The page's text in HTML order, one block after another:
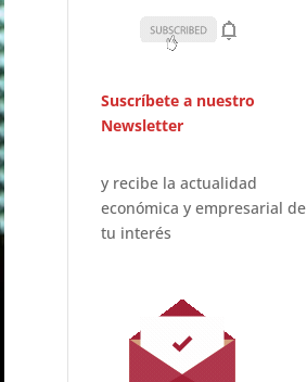
Suscríbete a nuestro
Newsletter
y recibe la actualidad
económica y empresarial de
tu interés